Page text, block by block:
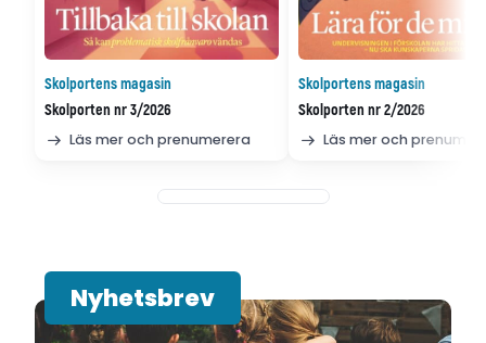
Skolportens magasin
Skolporten nr 3/2026
Läs mer och prenumerera
Skolportens magasin
Skolporten nr 2/2026
Läs mer och
Nyhetsbrev